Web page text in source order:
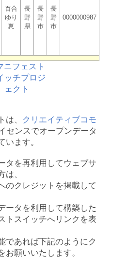
百合
ゆり
恵
長
野
県
長
野
市
長
野
市
0000000987
は、
クリエイティブコモ
センスでオープンデータ
います。
タを再利用してウェブサ
は、
のクレジットを掲載して
ータを利用して構築した
トスイッチへリンクを表
であれば下記のようにク
お願いいたします。